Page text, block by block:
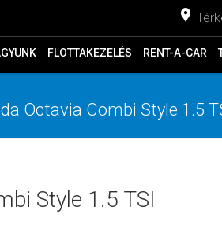
FLOTTAKEZELÉS RENT-A-CAR
Octavia Combi Style 1.5
Style 1.5 TSI